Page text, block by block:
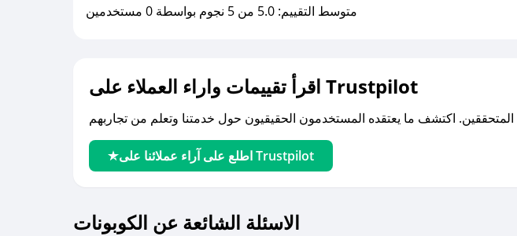
متوسط التقييم: 5.0 من 5 نجوم بواسطة 0 مستخدمين
اقرأ تقييمات واراء العملاء على Trustpilot
اطلع على آراء عملائنا على Trustpilot
الاسئلة الشائعة عن الكوبونات